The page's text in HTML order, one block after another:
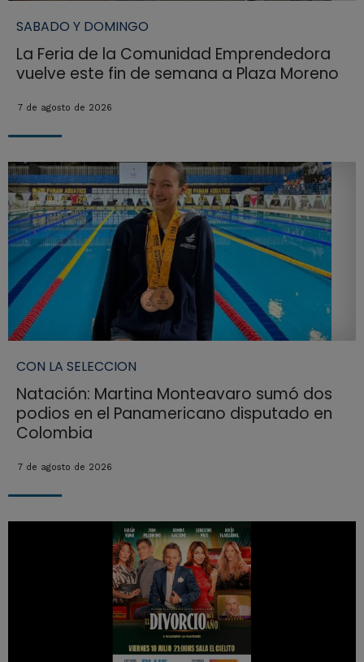
SABADO Y DOMINGO
La Feria de la Comunidad Emprendedora
vuelve este fin de semana a Plaza Moreno
7 de agosto de 2026
CON LA SELECCION
Natación: Martina Monteavaro sumó dos
podios en el Panamericano disputado en
Colombia
7 de agosto de 2026